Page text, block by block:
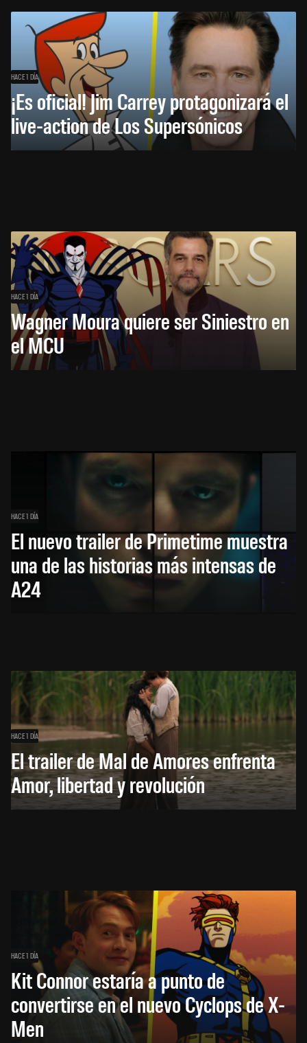
HACE 1 DÍA
¡Es oficial! Jim Carrey protagonizará el
live-action de Los Supersónicos
HACE 1 DÍA
Wagner Moura quiere ser Siniestro en
el MCU
HACE 1 DÍA
El nuevo trailer de Primetime muestra
una de las historias más intensas de
A24
HACE 1 DÍA
El trailer de Mal de Amores enfrenta
Amor, libertad y revolución
HACE 1 DÍA
Kit Connor estaría a punto de
convertirse en el nuevo Cyclops de X-
Men